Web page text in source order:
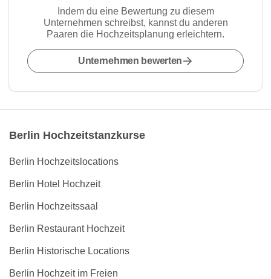
Indem du eine Bewertung zu diesem
Unternehmen schreibst, kannst du anderen
Paaren die Hochzeitsplanung erleichtern.
Unternehmen bewerten
Berlin Hochzeitstanzkurse
Berlin Hochzeitslocations
Berlin Hotel Hochzeit
Berlin Hochzeitssaal
Berlin Restaurant Hochzeit
Berlin Historische Locations
Berlin Hochzeit im Freien